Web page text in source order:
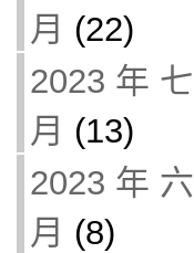
月 (22)
2023 年 七
月 (13)
2023 年 六
月 (8)